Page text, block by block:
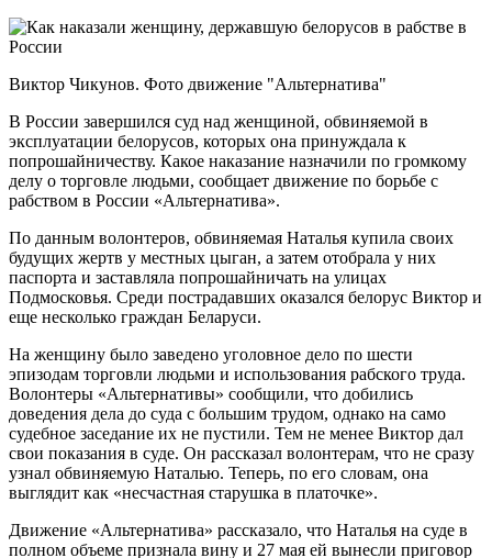
Виктор Чикунов. Фото движение "Альтернатива"
В России завершился суд над женщиной, обвиняемой в
эксплуатации белорусов, которых она принуждала к
попрошайничеству. Какое наказание назначили по громкому
делу о торговле людьми, сообщает движение по борьбе с
рабством в России «Альтернатива».
По данным волонтеров, обвиняемая Наталья купила своих
будущих жертв у местных цыган, а затем отобрала у них
паспорта и заставляла попрошайничать на улицах
Подмосковья. Среди пострадавших оказался белорус Виктор и
еще несколько граждан Беларуси.
На женщину было заведено уголовное дело по шести
эпизодам торговли людьми и использования рабского труда.
Волонтеры «Альтернативы» сообщили, что добились
доведения дела до суда с большим трудом, однако на само
судебное заседание их не пустили. Тем не менее Виктор дал
свои показания в суде. Он рассказал волонтерам, что не сразу
узнал обвиняемую Наталью. Теперь, по его словам, она
выглядит как «несчастная старушка в платочке».
Движение «Альтернатива» рассказало, что Наталья на суде в
полном объеме признала вину и 27 мая ей вынесли приговор